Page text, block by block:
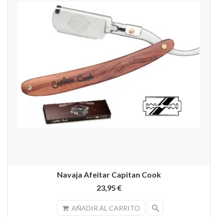
Navaja Afeitar Capitan Cook
23,95 €
AÑADIR AL CARRITO search